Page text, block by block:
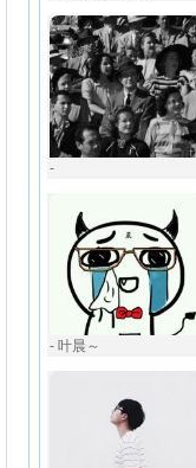
-
- 叶晨～